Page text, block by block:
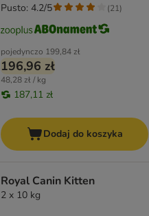
pojedynczo 199,84 zł
196,96 zł
48,28 zł / kg
187,11 zł
Pusto: 4.2/5 (21)
Dodaj do koszyka
Royal Canin Kitten
2 x 10 kg